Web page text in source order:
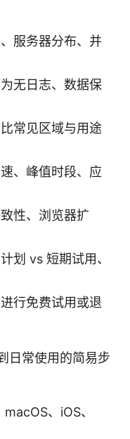
服务器分布、并
无日志、数据保
常见区域与用途
、峰值时段、应
性、浏览器扩
划 vs 短期试用、
行免费试用或退
日常使用的简易步
、iOS、